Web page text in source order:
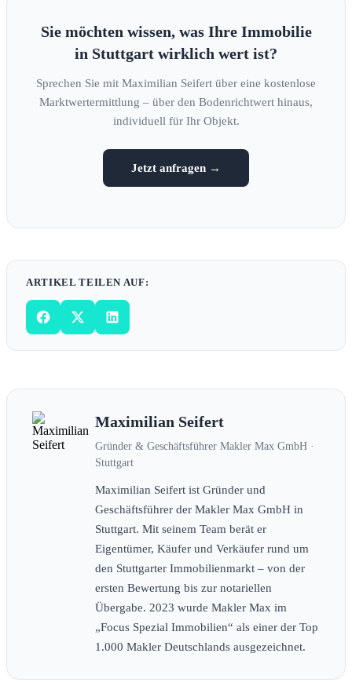
Sie möchten wissen, was Ihre Immobilie
in Stuttgart wirklich wert ist?
Sprechen Sie mit Maximilian Seifert über eine kostenlose
Marktwertermittlung – über den Bodenrichtwert hinaus,
individuell für Ihr Objekt.
Jetzt anfragen →
ARTIKEL TEILEN AUF:
Maximilian Seifert
Gründer & Geschäftsführer Makler Max GmbH ·
Stuttgart
Maximilian Seifert ist Gründer und
Geschäftsführer der Makler Max GmbH in
Stuttgart. Mit seinem Team berät er
Eigentümer, Käufer und Verkäufer rund um
den Stuttgarter Immobilienmarkt – von der
ersten Bewertung bis zur notariellen
Übergabe. 2023 wurde Makler Max im
„Focus Spezial Immobilien“ als einer der Top
1.000 Makler Deutschlands ausgezeichnet.